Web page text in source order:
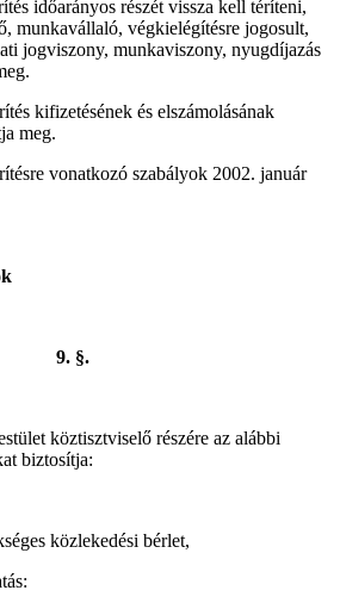
időarányos részét vissza kell téríteni,
munkavállaló, végkielégítésre jogosult,
jogviszony, munkaviszony, nyugdíjazás
kifizetésének és elszámolásának
meg.
vonatkozó szabályok 2002. január
9. §.
köztisztviselő részére az alábbi
biztosítja:
közlekedési bérlet,